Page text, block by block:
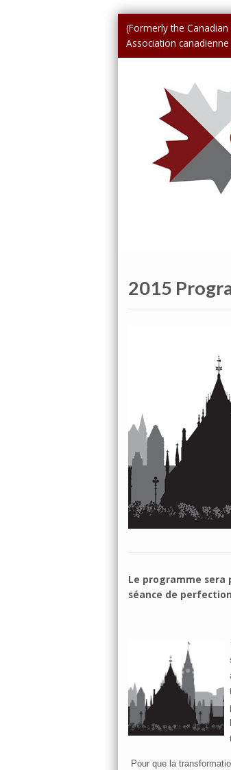
(Formerly the
Association
2015
Le programme sera
séance de
Pour que la